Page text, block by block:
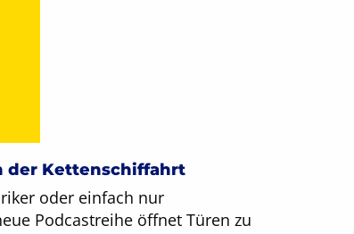
der Kettenschiffahrt
oder einfach nur
Podcastreihe öffnet Türen zu